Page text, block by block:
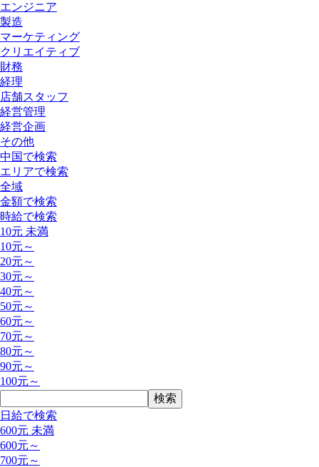
エンジニア
製造
マーケティング
クリエイティブ
財務
経理
店舗スタッフ
経営管理
経営企画
その他
中国で検索
エリアで検索
全域
金額で検索
時給で検索
10元 未満
10元～
20元～
30元～
40元～
50元～
60元～
70元～
80元～
90元～
100元～
日給で検索
600元 未満
600元～
700元～